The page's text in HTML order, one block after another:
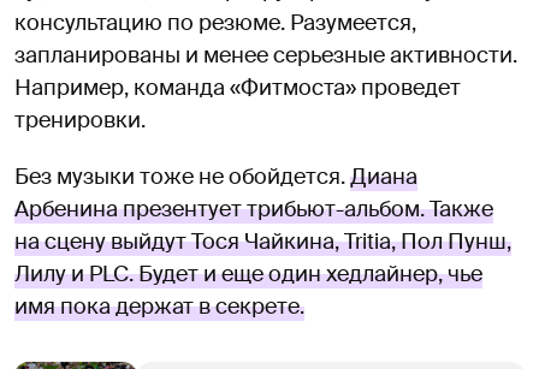
консультацию по резюме. Разумеется,
запланированы и менее серьезные активности.
Например, команда «Фитмоста» проведет
тренировки.
Без музыки тоже не обойдется.Диана
Арбенина презентует трибьют-альбом. Также
на сцену выйдут Тося Чайкина, Tritia, Пол Пунш,
Лилу и PLC. Будет и еще один хедлайнер, чье
имя пока держат в секрете.